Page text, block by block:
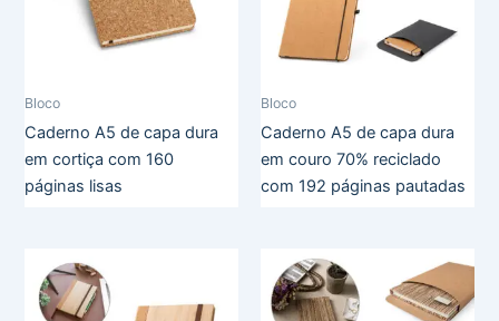
Bloco
Caderno A5 de capa dura
em cortiça com 160
páginas lisas
Bloco
Caderno A5 de capa dura
em couro 70% reciclado
com 192 páginas pautadas